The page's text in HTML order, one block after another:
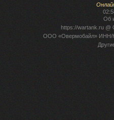
Об
https://wartank.ru@
ООО «Овермобайл» ИНН/